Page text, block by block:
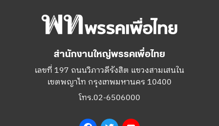
สำนักงานใหญ่พรรคเพื่อไทย
เลขที่ 197 ถนนวิภาวดีรังสิต แขวงสามเสนใน
เขตพญาไท กรุงเทพมหานคร 10400
โทร.02-6506000